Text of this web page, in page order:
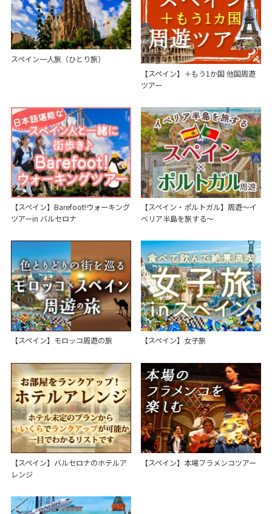
スペイン一人旅（ひとり旅）
【スペイン】＋もう1か国 他国周遊
ツアー
【スペイン】Barefoot!ウォーキング
ツアーin バルセロナ
【スペイン・ポルトガル】周遊～イ
ベリア半島を旅する～
【スペイン】モロッコ周遊の旅 【スペイン】女子旅
【スペイン】バルセロナのホテルア
レンジ
【スペイン】本場フラメンコツアー